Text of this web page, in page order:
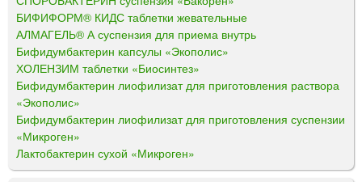
БИФИФОРМ® КИДС таблетки жевательные
АЛМАГЕЛЬ® А суспензия для приема внутрь
Бифидумбактерин капсулы «Экополис»
ХОЛЕНЗИМ таблетки «Биосинтез»
Бифидумбактерин лиофилизат для приготовления раствора
«Экополис»
Бифидумбактерин лиофилизат для приготовления суспензии
«Микроген»
Лактобактерин сухой «Микроген»